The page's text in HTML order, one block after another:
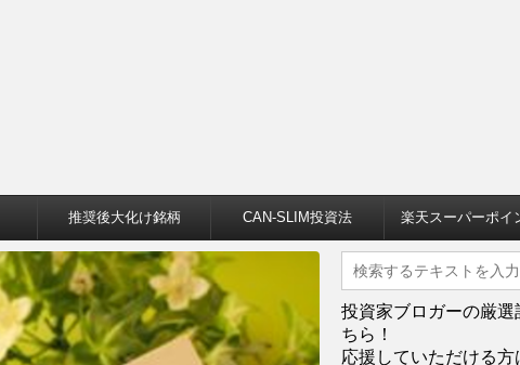
推奨後大化け銘柄 CAN-SLIM投資法 楽天スーパーポイ
投資家ブロガーの厳選
ちら！
応援していただける